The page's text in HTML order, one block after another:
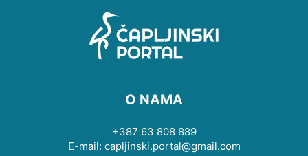
O NAMA
+387 63 808 889
E-mail: capljinski.portal@gmail.com